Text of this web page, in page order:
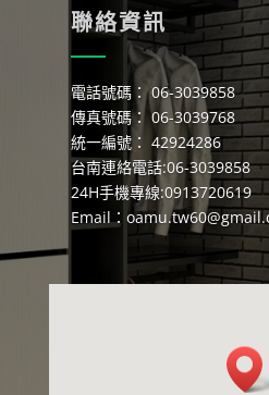
聯絡資訊
電話號碼： 06-3039858
傳真號碼： 06-3039768
統一編號： 42924286
台南連絡電話:06-3039858
24H手機專線:0913720619
Email：